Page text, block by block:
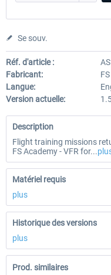
Se souv.
Réf. d'article :
Fabricant:
Langue:
Version actuelle:
Description
Flight training missions
FS Academy - VFR for...
Matériel requis
plus
Historique des versions
plus
Prod. similaires